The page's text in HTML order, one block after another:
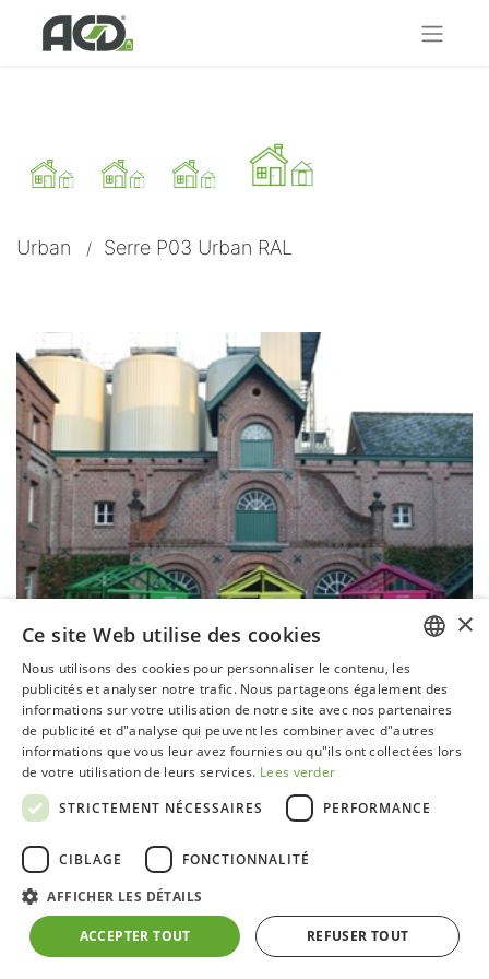
Urban / Serre P03 Urban RAL
Serre P03 Urban RAL
Structure en aluminium avec ancrage
Verre sécurit clair 4 mm dans les parois latérales et
dans le toiture
Vis et écrous en acier inoxydable
DUTCH
GERMAN
FRENCH
×
Ce site Web utilise des cookies
Nous utilisons des cookies pour personnaliser le contenu, les
publicités et analyser notre trafic. Nous partageons également des
informations sur votre utilisation de notre site avec nos partenaires
de publicité et d"analyse qui peuvent les combiner avec d"autres
informations que vous leur avez fournies ou qu"ils ont collectées lors
de votre utilisation de leurs services. Lees verder
STRICTEMENT NÉCESSAIRES
PERFORMANCE
CIBLAGE FONCTIONNALITÉ
AFFICHER LES DÉTAILS
ACCEPTER TOUT REFUSER TOUT